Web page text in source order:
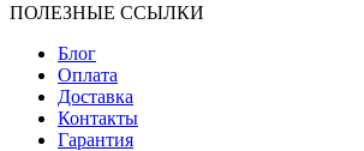
ПОЛЕЗНЫЕ ССЫЛКИ
Блог
Оплата
Доставка
Контакты
Гарантия